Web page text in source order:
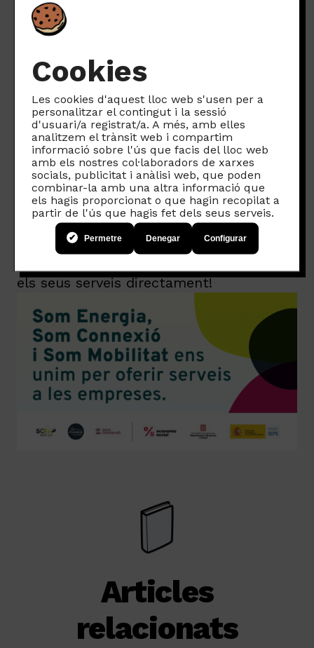
Cookies
Les cookies d'aquest lloc web s'usen per a
personalitzar el contingut i la sessió
d'usuari/a registrat/a. A més, amb elles
analitzem el trànsit web i compartim
informació sobre l'ús que facis del lloc web
amb els nostres col·laboradors de xarxes
socials, publicitat i anàlisi web, que poden
combinar-la amb una altra informació que
els hagis proporcionat o que hagin recopilat a
partir de l'ús que hagis fet dels seus serveis.
Permetre Denegar Configurar
aconseguir una economia baixa en
emissions contaminants.
som una telefonia qualsevol. Som una
cooperativa, fundada el 2014, que oferim
internet i telefonia ètica d’alta qualitat i
a preus justos. Destaca la qualitat del
nostre servei, i l’atenció al client humana
i propera. Som una alternativa real
enfront de l’oligopoli del sector de les
telecomunicacions.
Convertiu la vostra empresa en un
referent de la transformació!
els seus serveis directament!
Articles
relacionats